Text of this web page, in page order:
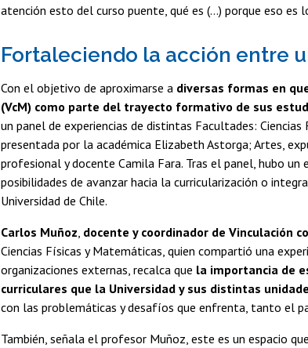
atención esto del curso puente, qué es (...) porque eso es
Fortaleciendo la acción entre
Con el objetivo de aproximarse a diversas formas en
(VcM) como parte del trayecto formativo de sus
un panel de experiencias de distintas Facultades:
presentada por la académica Elizabeth Astorga; Artes,
profesional y docente Camila Fara. Tras el panel, hubo
posibilidades de avanzar hacia la curricularización o
Universidad de Chile.
Carlos Muñoz docente y coordinador de Vinculación
Ciencias Físicas y Matemáticas, quien compartió una
organizaciones externas, recalca que la importancia de
curriculares que la Universidad y sus distintas
con las problemáticas y desafíos que enfrenta, tanto el
También, señala el profesor Muñoz, este es un espacio que